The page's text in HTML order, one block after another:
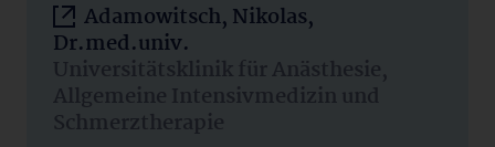
Adamowitsch, Nikolas,
Dr.med.univ.
Universitätsklinik für Anästhesie,
Allgemeine Intensivmedizin und
Schmerztherapie